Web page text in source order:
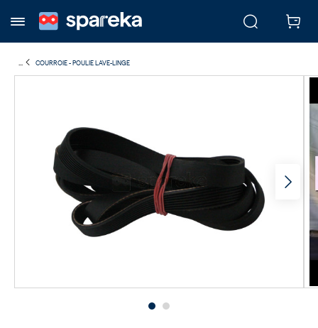
COURROIE - POULIE LAVE-LINGE